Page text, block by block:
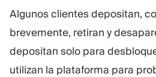
Algunos clientes depositan,
brevemente, retiran y
depositan solo para
utilizan la plataforma para